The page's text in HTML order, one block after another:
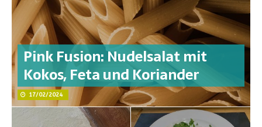
Pink Fusion: Nudelsalat mit
Kokos, Feta und Koriander
17/02/2024